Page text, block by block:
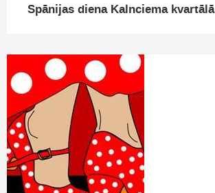
Spānijas diena Kalnciema kvartālā